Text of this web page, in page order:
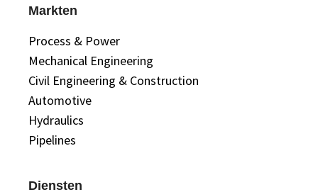
Markten
Process & Power
Mechanical Engineering
Civil Engineering & Construction
Automotive
Hydraulics
Pipelines
Diensten